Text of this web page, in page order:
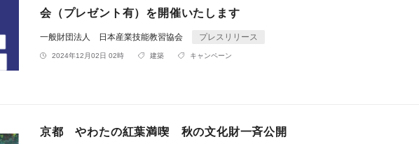
会（プレゼント有）を開催いたします
一般財団法人 日本産業技能教習協会 プレスリリース
2024年12月02日 02時 建築 キャンペーン
京都 やわたの紅葉満喫 秋の文化財一斉公開